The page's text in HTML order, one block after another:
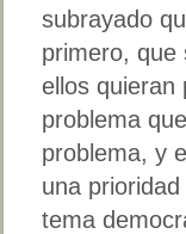
subrayado
primero, que
ellos quieran
problema
problema, y
una
tema